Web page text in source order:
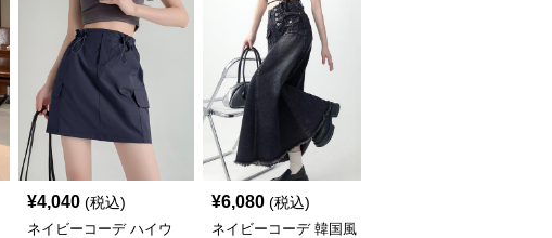
¥4,040 (税込)
ネイビーコーデ ハイウ
¥6,080 (税込)
ネイビーコーデ 韓国風